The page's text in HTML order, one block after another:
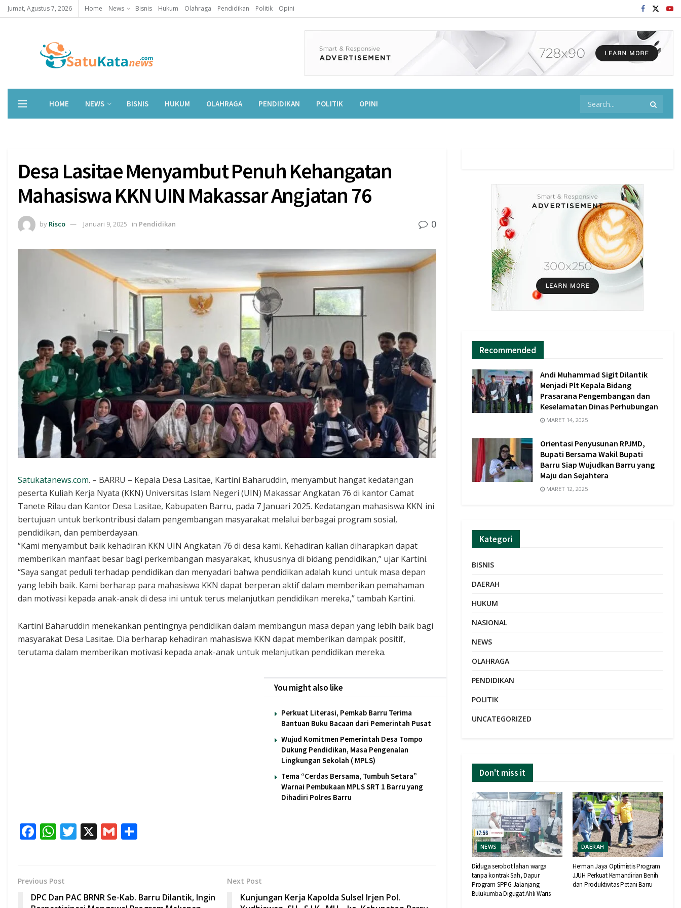
Jumat, Agustus 7, 2026 Home News Bisnis Hukum Olahraga Pendidikan Politik Opini
HOME NEWS BISNIS HUKUM OLAHRAGA PENDIDIKAN POLITIK OPINI
Desa Lasitae Menyambut Penuh Kehangatan
Mahasiswa KKN UIN Makassar Angjatan 76
by Risco Januari 9, 2025 in Pendidikan 0
Satukatanews.com. – BARRU – Kepala Desa Lasitae, Kartini Baharuddin, menyambut hangat kedatangan
peserta Kuliah Kerja Nyata (KKN) Universitas Islam Negeri (UIN) Makassar Angkatan 76 di kantor Camat
Tanete Rilau dan Kantor Desa Lasitae, Kabupaten Barru, pada 7 Januari 2025. Kedatangan mahasiswa KKN ini
bertujuan untuk berkontribusi dalam pengembangan masyarakat melalui berbagai program sosial,
pendidikan, dan pemberdayaan.
“Kami menyambut baik kehadiran KKN UIN Angkatan 76 di desa kami. Kehadiran kalian diharapkan dapat
memberikan manfaat besar bagi perkembangan masyarakat, khususnya di bidang pendidikan,” ujar Kartini.
“Saya sangat peduli terhadap pendidikan dan menyadari bahwa pendidikan adalah kunci untuk masa depan
yang lebih baik. Kami berharap para mahasiswa KKN dapat berperan aktif dalam memberikan pemahaman
dan motivasi kepada anak-anak di desa ini untuk terus melanjutkan pendidikan mereka,” tambah Kartini.
Kartini Baharuddin menekankan pentingnya pendidikan dalam membangun masa depan yang lebih baik bagi
masyarakat Desa Lasitae. Dia berharap kehadiran mahasiswa KKN dapat memberikan dampak positif,
terutama dalam memberikan motivasi kepada anak-anak untuk melanjutkan pendidikan mereka.
You might also like
Perkuat Literasi, Pemkab Barru Terima
Bantuan Buku Bacaan dari Pemerintah Pusat
Wujud Komitmen Pemerintah Desa Tompo
Dukung Pendidikan, Masa Pengenalan
Lingkungan Sekolah ( MPLS)
Tema “Cerdas Bersama, Tumbuh Setara”
Warnai Pembukaan MPLS SRT 1 Barru yang
Dihadiri Polres Barru
F
b
o
W
s
A
T X G
Previous Post
DPC Dan PAC BRNR Se-Kab. Barru Dilantik, Ingin
Next Post
Kunjungan Kerja Kapolda Sulsel Irjen Pol.
Recommended
Andi Muhammad Sigit Dilantik
Menjadi Plt Kepala Bidang
Prasarana Pengembangan dan
Keselamatan Dinas Perhubungan
MARET 14, 2025
Orientasi Penyusunan RPJMD,
Bupati Bersama Wakil Bupati
Barru Siap Wujudkan Barru yang
Maju dan Sejahtera
MARET 12, 2025
Kategori
BISNIS
DAERAH
HUKUM
NASIONAL
NEWS
OLAHRAGA
PENDIDIKAN
POLITIK
UNCATEGORIZED
Don't miss it
NEWS
Diduga serobot lahan warga
tanpa kontrak Sah, Dapur
Program SPPG Jalanjang
Bulukumba Digugat Ahli Waris
DAERAH
Herman Jaya Optimistis Program
JJUH Perkuat Kemandirian Benih
dan Produktivitas Petani Barru